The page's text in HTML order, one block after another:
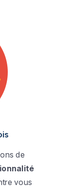
de
vous